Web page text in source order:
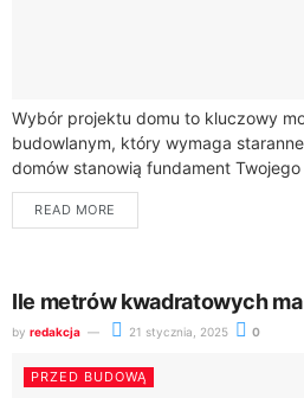
Wybór projektu domu to kluczowy
budowlanym, który wymaga
domów stanowią fundament
dlatego warto poświęcić czas na
rozwiązań architektonicznych.Przy...
READ MORE
Ile metrów kwadratowych
by redakcja 21 stycznia, 2025 0
PRZED BUDOWĄ